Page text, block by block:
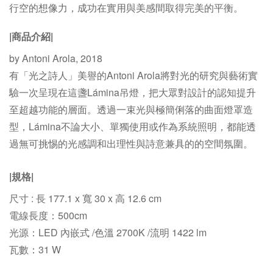
行空的想像力，成功在實用與美感間取得完美的平衡。
|商品介紹|
by Antoni Arola, 2018
有「光之詩人」美譽的Antoni Arola將對光的研究與藝術實
驗一次呈現在這盞Lámina吊燈，把大眾對設計的認知提升
至超越功能的層面。透過一束光與極簡俐落的曲面燈罩造
型，Lámina不論大小、單獨使用或作為系統照明，都能透
過無可挑惕的光感調和出理性與詩意兼具的的空間氛圍。
|規格|
尺寸 : 長 177.1 x 寬 30 x 高 12.6 cm
電線長度：500cm
光源：LED 內嵌式 /色溫 2700K/流明 1422 lm
瓦數：31 W